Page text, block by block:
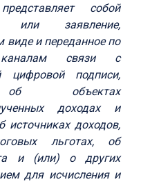
собой
или заявление,
виде и переданное по
каналам связи с
цифровой подписи,
об объектах
доходах и
источниках доходов,
льготах, об
и (или) о других
для исчисления и